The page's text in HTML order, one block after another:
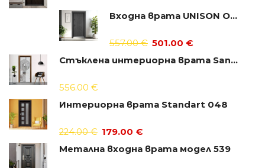
Входна врата UNISON OPTIMA 204p
557.00€ 501.00 €
Стъклена интериорна врата Sand G 14-6
556.00 €
Интериорна врата Standart 048
224.00€ 179.00 €
Метална входна врата модел 539